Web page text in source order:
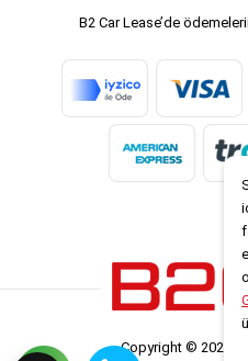
B2 Car Lease’de
Copyright © 2026